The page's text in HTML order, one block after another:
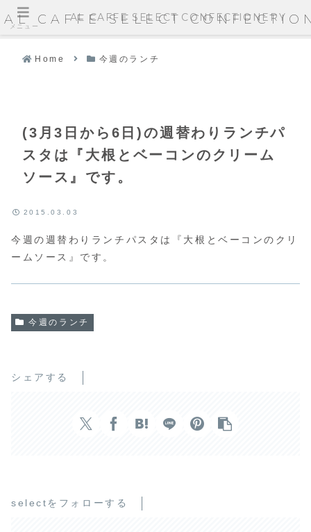
AL CAFFE SELECT
Home 今週のランチ
(3月3日から6日)の週替わりランチパ
スタは『大根とベーコンのクリーム
ソース』です。
2015.03.03
今週の週替わりランチパスタは『大根とベーコンのクリ
ームソース』です。
今週のランチ
シェアする
selectをフォローする
メニュー
AL CAFFE SELECT CONFECTIONERY